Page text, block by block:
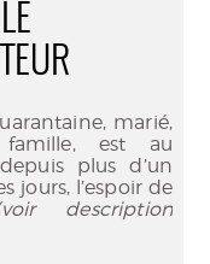
marié,
est au
plus d’un
jours, l’espoir de
description